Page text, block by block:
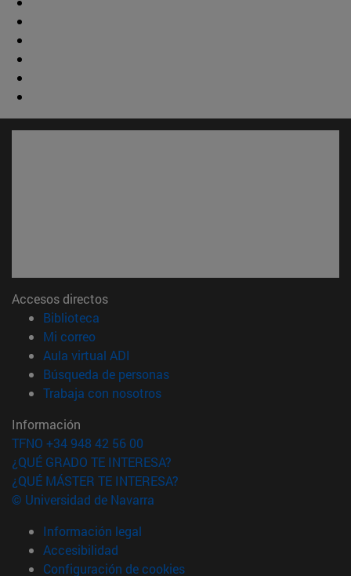
Accesos directos
Biblioteca
Mi correo(abre en nueva ventana)
Aula virtual ADI
Búsqueda de personas(abre en nueva ventana)
Trabaja con nosotros(abre en nueva ventana)
Información
TFNO +34 948 42 56 00
¿QUÉ GRADO TE INTERESA?
¿QUÉ MÁSTER TE INTERESA?
© Universidad de Navarra
Información legal
Accesibilidad
Configuración de cookies